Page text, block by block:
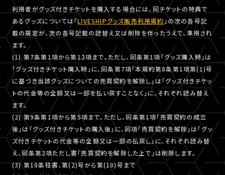
利用者がグッズ付きチケットを購入する場合には、同チケットの特典で
あるグッズについては「LIVESHIPグッズ販売利用規約 」の次の各号記
載の規定が、次の各号記載の読替え又は削除を伴ったうえで、準用され
ます。
(1) 第7条第1項から第12項まで。ただし、同条第1項「グッズ購入時」は
「グッズ付きチケット購入時」に、同条第7項「本規約第8条第1項第(1)号
に基づき当該グッズについての売買契約を解除し」は「グッズ付きチケッ
トの代金等の全額又は一部を払い戻すことなく」に、それぞれ読み替え
ます。
(2) 第9条第1項から第5項まで。ただし、同条第1項「売買契約の成立
後」は「グッズ付きチケットの購入後」に、同項「売買契約を解除」は「グッ
ズ付きチケットの代金等の全額又は一部の払戻し」に、それぞれ読み替
え、同条第2項ただし書「売買契約を解除した上で」は削除します。
(3) 第10条柱書、第(2)号から第(10)号まで